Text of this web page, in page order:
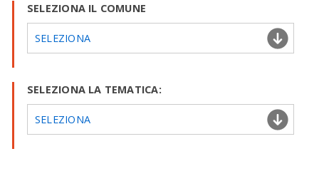
SELEZIONA IL COMUNE
SELEZIONA
SELEZIONA LA TEMATICA:
SELEZIONA